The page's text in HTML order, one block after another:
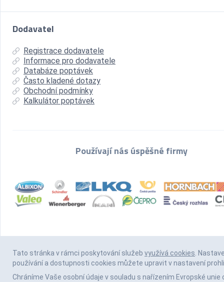
Dodavatel
Registrace dodavatele
Informace pro dodavatele
Databáze poptávek
Často kladené dotazy
Obchodní podmínky
Kalkulátor poptávek
Používají nás úspěšné firmy
Tato stránka v rámci poskytování služeb využívá cookies.
používání a dostupnosti cookies můžete upravit v nastavení
Chráníme Vaše osobní údaje v souladu s nařízením Evropské unie